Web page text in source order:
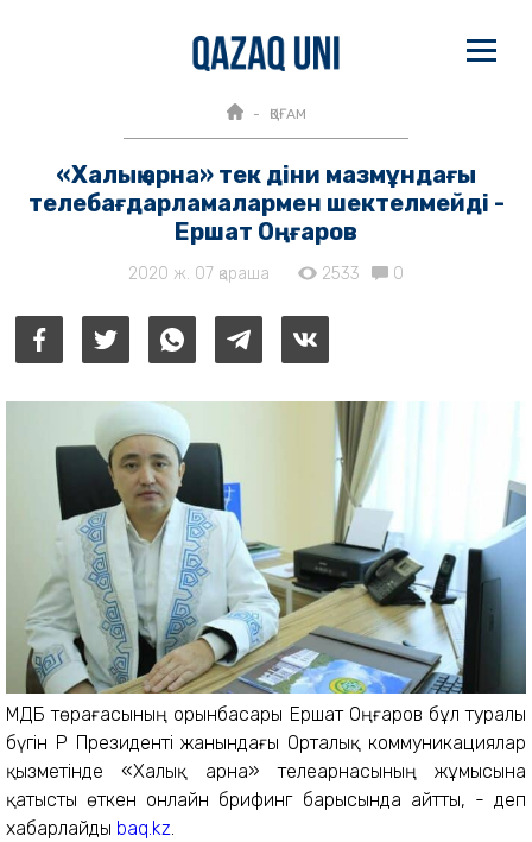
ҚОҒАМ
«Халық арна» тек діни мазмұндағы
телебағдарламалармен шектелмейді -
Ершат Оңғаров
2020 ж. 07 қараша 2533 0
ҚМДБ төрағасының орынбасары Ершат Оңғаров бұл туралы
бүгін ҚР Президенті жанындағы Орталық коммуникациялар
қызметінде «Халық арна» телеарнасының жұмысына
қатысты өткен онлайн брифинг барысында айтты, - деп
хабарлайды baq.kz.